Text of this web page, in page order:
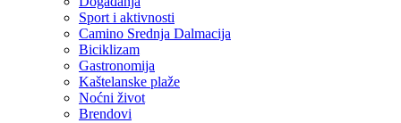
Sport i aktivnosti
Camino Srednja Dalmacija
Biciklizam
Gastronomija
Kaštelanske plaže
Noćni život
Brendovi